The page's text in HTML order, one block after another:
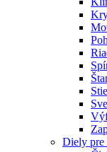
Diely pre